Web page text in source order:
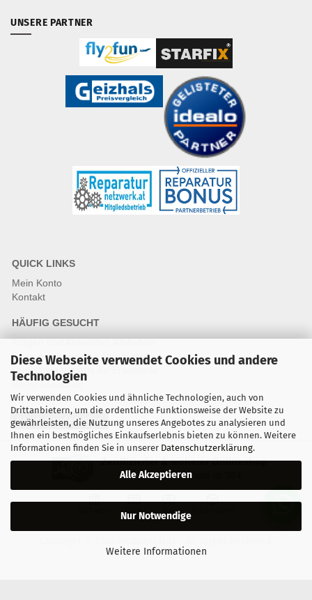
Diese Webseite verwendet Cookies und andere
Technologien
Wir verwenden Cookies und ähnliche Technologien, auch von
Drittanbietern, um die ordentliche Funktionsweise der Website zu
gewährleisten, die Nutzung unseres Angebotes zu analysieren und
Ihnen ein bestmögliches Einkaufserlebnis bieten zu können. Weitere
Informationen finden Sie in unserer Datenschutzerklärung.
Alle Akzeptieren
Nur Notwendige
Weitere Informationen
UNSERE PARTNER
QUICK LINKS
Mein Konto
Kontakt
HÄUFIG GESUCHT
Fragen und Antworten Webshop
Fragen & Antworten Reparatur
Qualitätsstandards für Ersatzteile
Reparaturablauf
Vertrag widerrufen
Zertifizierter & sicherer Onlineshop
Kostenloser Versand ab 30 €